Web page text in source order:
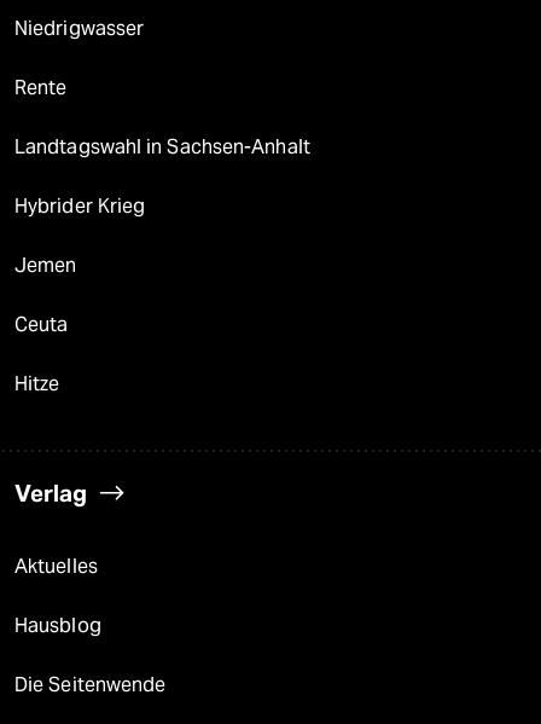
Niedrigwasser
Rente
Landtagswahl in Sachsen-Anhalt
Hybrider Krieg
Jemen
Ceuta
Hitze
Verlag
Aktuelles
Hausblog
Die Seitenwende